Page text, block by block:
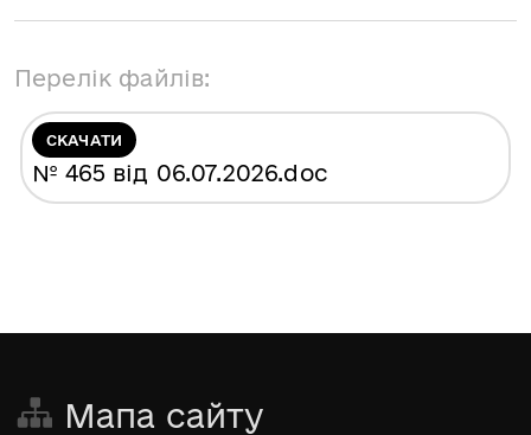
Перелік файлів:
СКАЧАТИ
№ 465 від 06.07.2026.doc
Мапа сайту